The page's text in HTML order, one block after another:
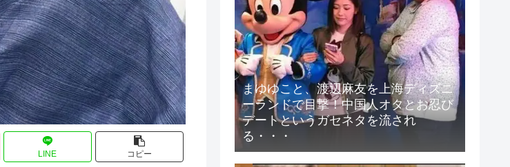
LINE コピー
まゆゆこと、渡辺麻友を上海ディズニ
ーランドで目撃！中国人オタとお忍び
デートというガセネタを流され
る・・・